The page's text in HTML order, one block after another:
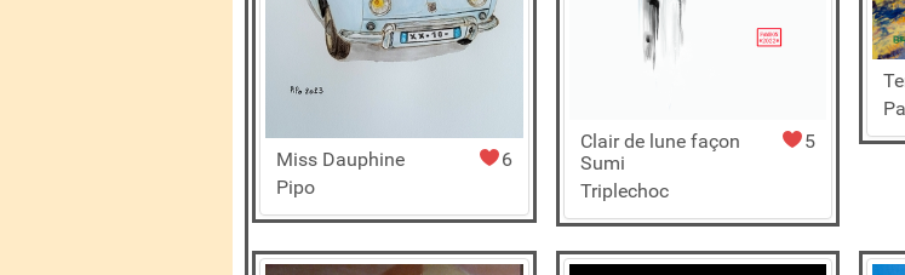
6
Miss Dauphine
Pipo
5
Clair de lune façon
Sumi
Triplechoc